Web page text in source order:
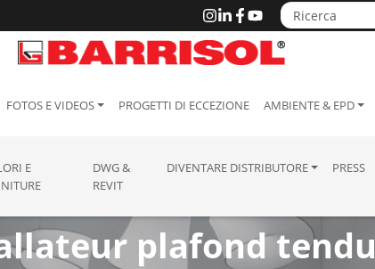
FOTOS E VIDEOS PROGETTI DI ECCEZIONE AMBIENTE & EPD
E
DWG &
REVIT
DIVENTARE DISTRIBUTORE PRESS
plafond tendu